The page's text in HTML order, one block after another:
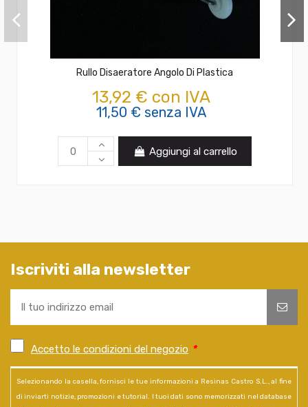
Rullo Disaeratore Angolo Di Plastica
13,92 € con IVA
11,50 € senza IVA
Aggiungi al carrello
Iscriviti alla newsletter
Accetto le condizioni del negozio *
Selezionando la casella, fornisci le tue informazioni a Resinas Castro S.L., al fine
di inviarti notizie, promozioni e tutorial. I tuoi dati sono memorizzati nel database